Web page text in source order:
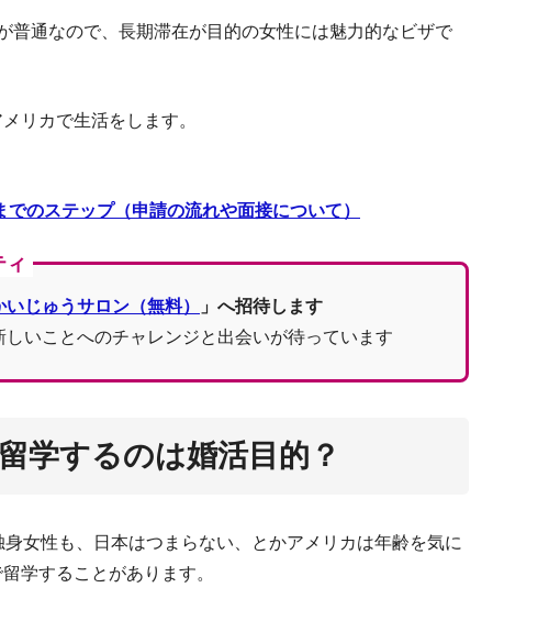
ここが違う！アメリカ留学で英語が上
アメリカで働きたい配偶者必見！E/L配
普通なので、長期滞在が目的の女性には魅力的なビザで
リカで生活をします。
のステップ（申請の流れや面接について）
ィ
いじゅうサロン（無料）
」へ招待します
いことへのチャレンジと出会いが待っています
学するのは婚活目的？
女性も、日本はつまらない、とかアメリカは年齢を気に
学することがあります。